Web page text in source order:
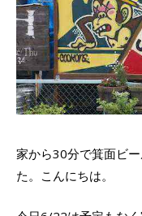
家から30分で箕面ビ
た。こんにちは。